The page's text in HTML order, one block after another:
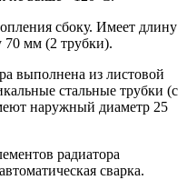
сбоку. Имеет длину
70 мм (2 трубки).
выполнена из листовой
стальные трубки (с
наружный диаметр 25
радиатора
сварка.